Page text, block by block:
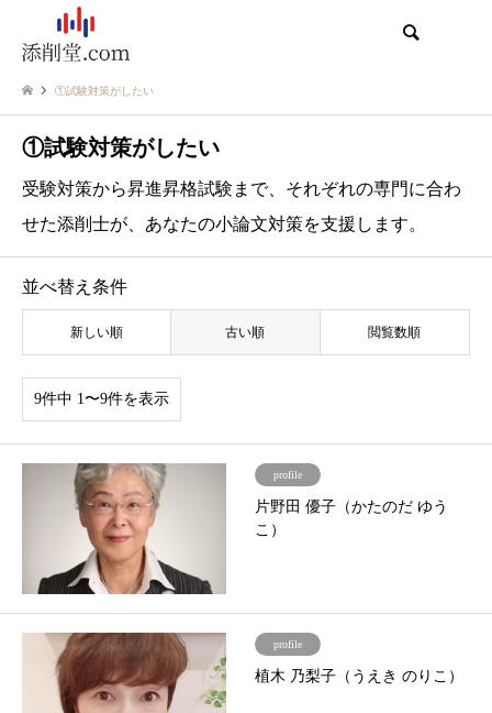
①試験対策がしたい
①試験対策がしたい
受験対策から昇進昇格試験まで、それぞれの専門に合わ
せた添削士が、あなたの小論文対策を支援します。
並べ替え条件
新しい順 古い順 閲覧数順
9件中 1〜9件を表示
profile
片野田 優子（かたのだ ゆう
こ）
profile
植木 乃梨子（うえき のりこ）